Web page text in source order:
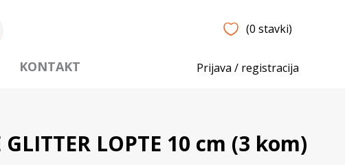
(0 stavki)
Prijava / registracija
KONTAKT
LOPTE 10 cm (3 kom)